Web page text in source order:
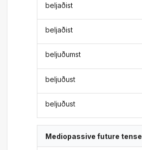
beljaðist
beljaðist
beljuðumst
beljuðust
beljuðust
Mediopassive future tense